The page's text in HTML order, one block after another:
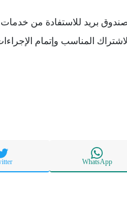
بريد للاستفادة من
المناسب وإتمام
WhatsApp